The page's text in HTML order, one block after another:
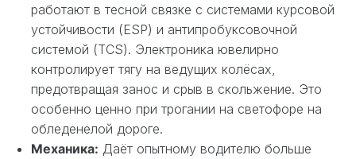
работают в тесной связке с системами курсовой
устойчивости (ESP) и антипробуксовочной
системой (TCS). Электроника ювелирно
контролирует тягу на ведущих колёсах,
предотвращая занос и срыв в скольжение. Это
особенно ценно при трогании на светофоре на
обледенелой дороге.
Механика: Даёт опытному водителю больше